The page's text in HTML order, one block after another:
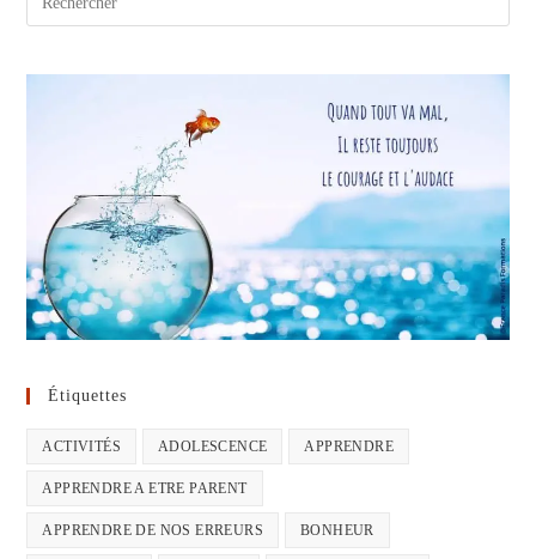
Étiquettes
ACTIVITÉS ADOLESCENCE APPRENDRE
APPRENDRE A ETRE PARENT
APPRENDRE DE NOS ERREURS BONHEUR